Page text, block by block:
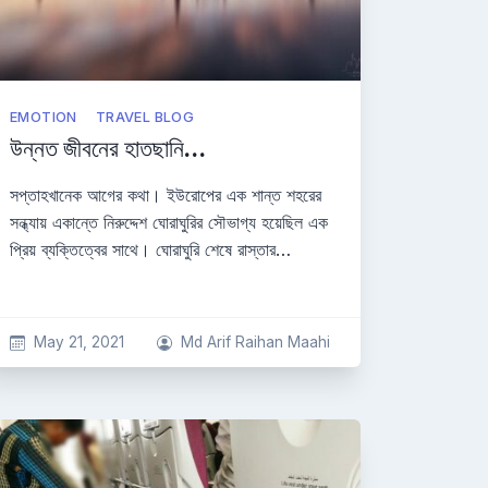
EMOTION TRAVEL BLOG
উন্নত জীবনের হাতছানি…
সপ্তাহখানেক আগের কথা। ইউরোপের এক শান্ত শহরের
সন্ধ্যায় একান্তে নিরুদ্দেশ ঘোরাঘুরির সৌভাগ্য হয়েছিল এক
প্রিয় ব্যক্তিত্বের সাথে। ঘোরাঘুরি শেষে রাস্তার…
May 21, 2021 Md Arif Raihan Maahi